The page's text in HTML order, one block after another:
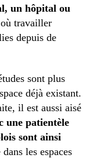
un hôpital ou
travailler
depuis de
sont plus
déjà existant.
il est aussi aisé
une patientèle
sont ainsi
les espaces